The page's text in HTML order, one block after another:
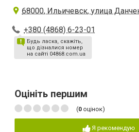
68000, Ильичевск, улица
+380 (4868) 6-23-01
Будь ласка, скажіть,
що дізналися номер
на сайті 04868.com.ua
Оцініть першим
(0 оцінок)
Я рекомендую